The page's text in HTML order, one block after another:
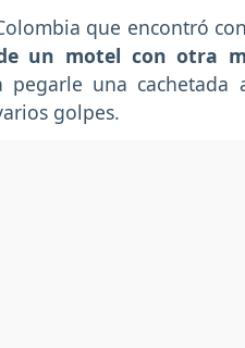
que encontró
un motel con otra
una cachetada
golpes.